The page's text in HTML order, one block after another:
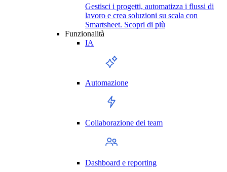
Gestisci i progetti, automatizza i flussi di
lavoro e crea soluzioni su scala con
Smartsheet. Scopri di più
Funzionalità
IA
Automazione
Collaborazione dei team
Dashboard e reporting